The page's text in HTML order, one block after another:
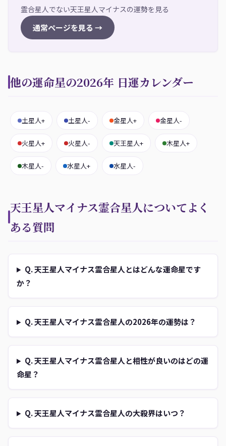
霊合星人でない天王星人マイナスの運勢を見る
通常ページを見る →
他の運命星の2026年 日運カレンダー
土星人+ 土星人- 金星人+ 金星人-
火星人+ 火星人- 天王星人+ 木星人+
木星人- 水星人+ 水星人-
天王星人マイナス霊合星人についてよく
ある質問
Q. 天王星人マイナス霊合星人とはどんな運命星です
か？
Q. 天王星人マイナス霊合星人の2026年の運勢は？
Q. 天王星人マイナス霊合星人と相性が良いのはどの運
命星？
Q. 天王星人マイナス霊合星人の大殺界はいつ？